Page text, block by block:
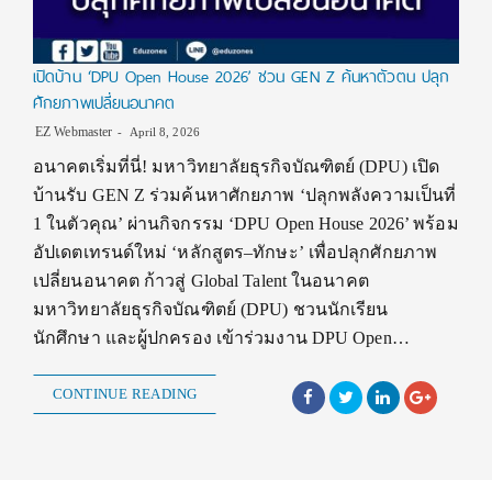
เปิดบ้าน ‘DPU Open House 2026’ ชวน GEN Z ค้นหาตัวตน ปลุก
ศักยภาพเปลี่ยนอนาคต
EZ Webmaster April 8, 2026
อนาคตเริ่มที่นี่! มหาวิทยาลัยธุรกิจบัณฑิตย์ (DPU) เปิด
บ้านรับ GEN Z ร่วมค้นหาศักยภาพ ‘ปลุกพลังความเป็นที่
1 ในตัวคุณ’ ผ่านกิจกรรม ‘DPU Open House 2026’ พร้อม
อัปเดตเทรนด์ใหม่ ‘หลักสูตร–ทักษะ’ เพื่อปลุกศักยภาพ
เปลี่ยนอนาคต ก้าวสู่ Global Talent ในอนาคต
มหาวิทยาลัยธุรกิจบัณฑิตย์ (DPU) ชวนนักเรียน
นักศึกษา และผู้ปกครอง เข้าร่วมงาน DPU Open…
CONTINUE READING